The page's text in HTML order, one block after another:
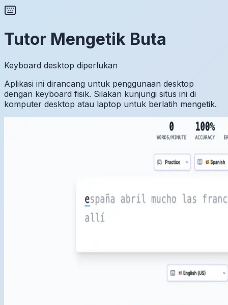
Tutor Mengetik Buta
Keyboard desktop diperlukan
Aplikasi ini dirancang untuk penggunaan desktop
dengan keyboard fisik. Silakan kunjungi situs ini di
komputer desktop atau laptop untuk berlatih mengetik.